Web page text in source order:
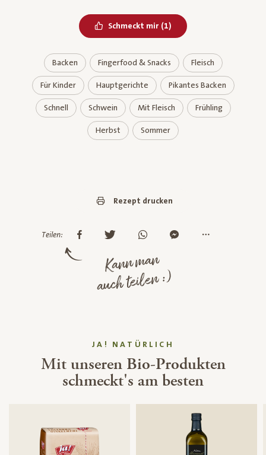
Schmeckt mir Bereits geliked
(1)
Backen Fingerfood & Snacks Fleisch
Für Kinder Hauptgerichte Pikantes Backen
Schnell Schwein Mit Fleisch Frühling
Herbst Sommer
Rezept drucken
Teilen:
Kann man
auch teilen :)
JA! NATÜRLICH
Mit unseren Bio-Produkten
schmeckt's am besten